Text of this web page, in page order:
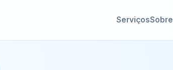
ServiçosSobre